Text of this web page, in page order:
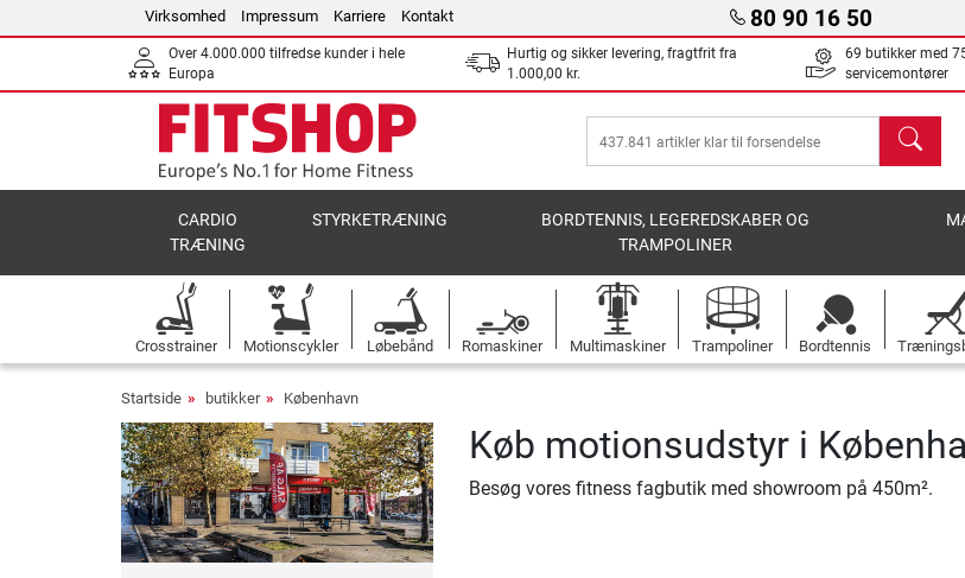
Virksomhed Impressum Karriere Kontakt 80 90 16 50
Over 4.000.000 tilfredse kunder i hele
Europa
Hurtig og sikker levering, fragtfrit fra
1.000,00 kr.
69 butikker med
servicemontører
søg
CARDIO
TRÆNING
STYRKETRÆNING
BORDTENNIS, LEGEREDSKABER OG
TRAMPOLINER
Crosstrainer Motionscykler Løbebånd Romaskiner Multimaskiner Trampoliner Bordtennis
Startside butikker København
Køb motionsudstyr i
Besøg vores fitness fagbutik med showroom på 450m².